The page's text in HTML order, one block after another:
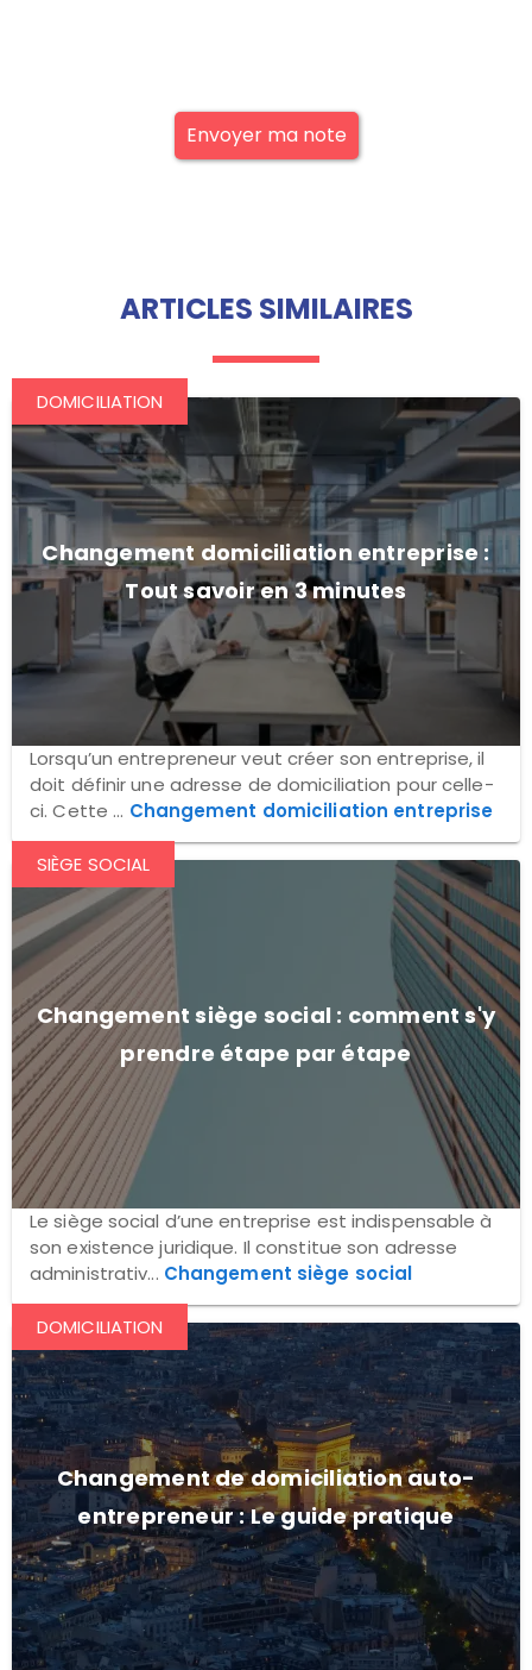
Envoyer ma note
ARTICLES SIMILAIRES
Changement domiciliation entreprise :
Tout savoir en 3 minutes
DOMICILIATION
Lorsqu’un entrepreneur veut créer son entreprise, il
doit définir une adresse de domiciliation pour celle-
ci. Cette ... Changement domiciliation entreprise
Changement siège social : comment s'y
prendre étape par étape
SIÈGE SOCIAL
Le siège social d’une entreprise est indispensable à
son existence juridique. Il constitue son adresse
administrativ... Changement siège social
Changement de domiciliation auto-
entrepreneur : Le guide pratique
DOMICILIATION